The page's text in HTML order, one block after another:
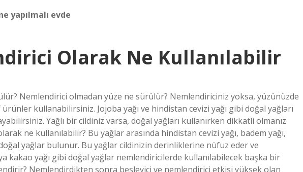
yapılmalı evde
Olarak Ne Kullanılabilir
Nemlendirici olmadan yüze ne sürülür? Nemlendiriciniz yoksa, yüzünüzde
kullanabilirsiniz. Jojoba yağı ve hindistan cevizi yağı gibi doğal yağları
Yağlı bir cildiniz varsa, doğal yağları kullanırken dikkatli olmanız
ne kullanılabilir? Bu yağlar arasında hindistan cevizi yağı, badem yağı,
yağlar bulunur. Bu yağlar cildinizin derinliklerine nüfuz eder ve
kakao yağı gibi doğal yağlar nemlendiricilerde kullanılabilecek başka bir
Nemlendirdikten sonra besleyici ve nemlendirici etkisi yüksek olan